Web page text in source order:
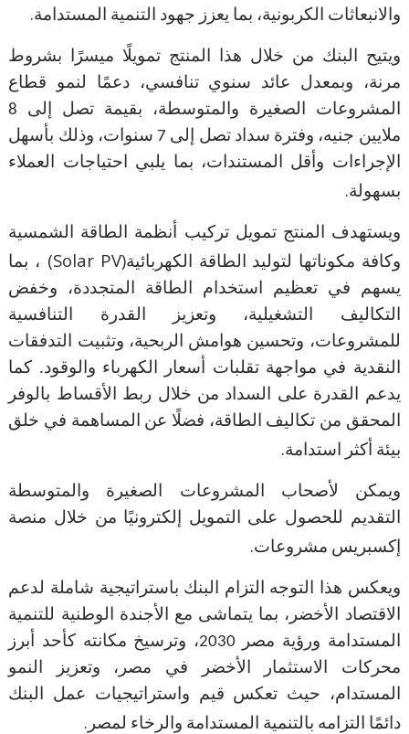
والانبعاثات الكربونية، بما يعزز جهود التنمية المستدامة.
ويتيح البنك من خلال هذا المنتج تمويلًا ميسرًا بشروط
مرنة، وبمعدل عائد سنوي تنافسي، دعمًا لنمو قطاع
المشروعات الصغيرة والمتوسطة، بقيمة تصل إلى 8
ملايين جنيه، وفترة سداد تصل إلى 7 سنوات، وذلك بأسهل
الإجراءات وأقل المستندات، بما يلبي احتياجات العملاء
بسهولة.
ويستهدف المنتج تمويل تركيب أنظمة الطاقة الشمسية
وكافة مكوناتها لتوليد الطاقة الكهربائية(Solar PV) ، بما
يسهم في تعظيم استخدام الطاقة المتجددة، وخفض
التكاليف التشغيلية، وتعزيز القدرة التنافسية
للمشروعات، وتحسين هوامش الربحية، وتثبيت التدفقات
النقدية في مواجهة تقلبات أسعار الكهرباء والوقود. كما
يدعم القدرة على السداد من خلال ربط الأقساط بالوفر
المحقق من تكاليف الطاقة، فضلًا عن المساهمة في خلق
بيئة أكثر استدامة.
ويمكن لأصحاب المشروعات الصغيرة والمتوسطة
التقديم للحصول على التمويل إلكترونيًا من خلال منصة
إكسبريس مشروعات.
ويعكس هذا التوجه التزام البنك باستراتيجية شاملة لدعم
الاقتصاد الأخضر، بما يتماشى مع الأجندة الوطنية للتنمية
المستدامة ورؤية مصر 2030، وترسيخ مكانته كأحد أبرز
محركات الاستثمار الأخضر في مصر، وتعزيز النمو
المستدام، حيث تعكس قيم واستراتيجيات عمل البنك
دائمًا التزامه بالتنمية المستدامة والرخاء لمصر .